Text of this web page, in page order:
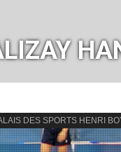
DES SPORTS HENRI